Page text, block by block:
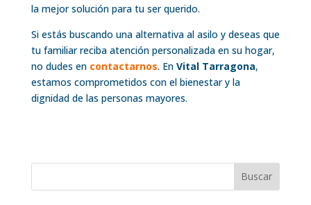
la mejor solución para tu ser querido.
Si estás buscando una alternativa al asilo y deseas que
tu familiar reciba atención personalizada en su hogar,
no dudes en contactarnos. En Vital Tarragona,
estamos comprometidos con el bienestar y la
dignidad de las personas mayores.
Buscar